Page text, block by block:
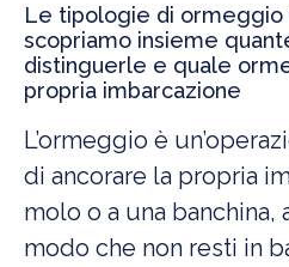
Le tipologie di ormeggio
scopriamo insieme
distinguerle e quale
propria imbarcazione
L’ormeggio è
di ancorare la propria
molo o a una banchina,
modo che non resti in